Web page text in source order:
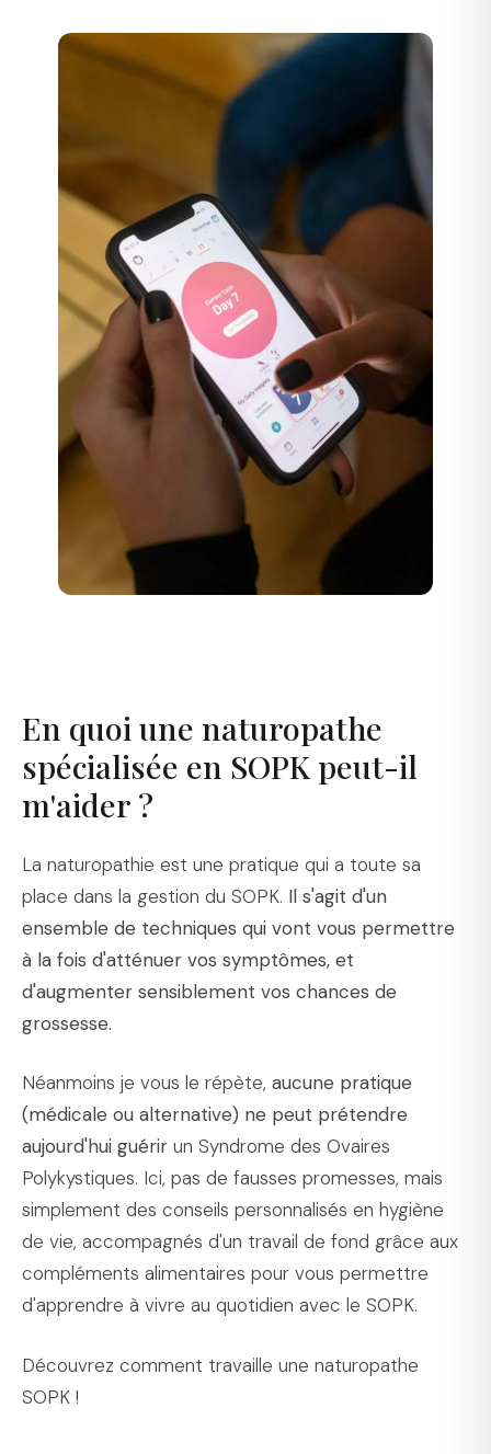
En quoi une naturopathe
spécialisée en SOPK peut-il
m'aider ?
La naturopathie est une pratique qui a toute sa
place dans la gestion du SOPK. Il s'agit d'un
ensemble de techniques qui vont vous permettre
à la fois d'atténuer vos symptômes, et
d'augmenter sensiblement vos chances de
grossesse.
Néanmoins je vous le répète, aucune pratique
(médicale ou alternative) ne peut prétendre
aujourd'hui guérir un Syndrome des Ovaires
Polykystiques. Ici, pas de fausses promesses, mais
simplement des conseils personnalisés en hygiène
de vie, accompagnés d'un travail de fond grâce aux
compléments alimentaires pour vous permettre
d'apprendre à vivre au quotidien avec le SOPK.
Découvrez comment travaille une naturopathe
SOPK !